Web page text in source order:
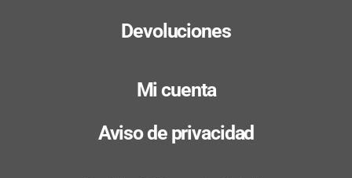
Devoluciones
Mi cuenta
Aviso de privacidad